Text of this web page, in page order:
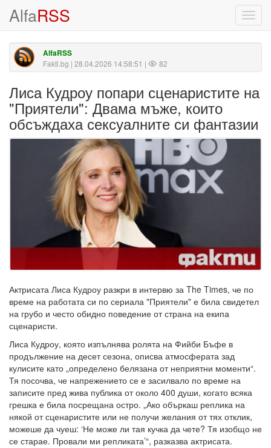
AlfaRSS
AlfaRSS
Fakti.bg | 28.04.2026 14:58:51 | 82
Лиса Кудроу попари сценаристите на
"Приятели": Двама мъже, които
обсъждаха сексуалните си фантазии
Актрисата Лиса Кудроу разкри в интервю за The Times, че по
време на работата си по сериала "Приятели" е била свидетел
на грубо и често обидно поведение от страна на екипа
сценаристи.
Лиса Кудроу, която изпълнява ролята на Фийби Бъфе в
продължение на десет сезона, описва атмосферата зад
кулисите като „определено белязана от неприятни моменти“.
Тя посочва, че напрежението се е засилвало по време на
записите пред жива публика от около 400 души, когато всяка
грешка е била посрещана остро. „Ако объркаш реплика на
някой от сценаристите или не получи желания от тях отклик,
можеше да чуеш: ‘Не може ли тая кучка да чете? Тя изобщо не
се старае. Провали ми репликата’“, разказва актрисата.